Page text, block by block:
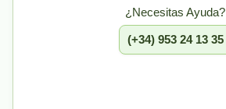
¿Necesitas Ayuda?
(+34) 953 24 13 35